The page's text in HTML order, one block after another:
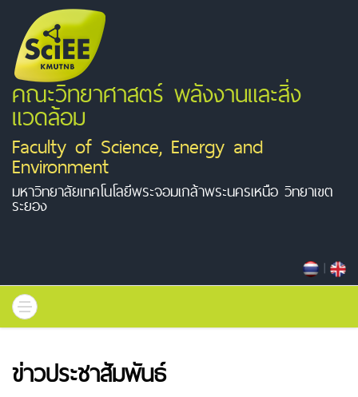
คณะวิทยาศาสตร์ พลังงานและสิ่ง
แวดล้อม
Faculty of Science, Energy and
Environment
มหาวิทยาลัยเทคโนโลยีพระจอมเกล้าพระนครเหนือ วิทยาเขต
ระยอง
|
ข่าวประชาสัมพันธ์